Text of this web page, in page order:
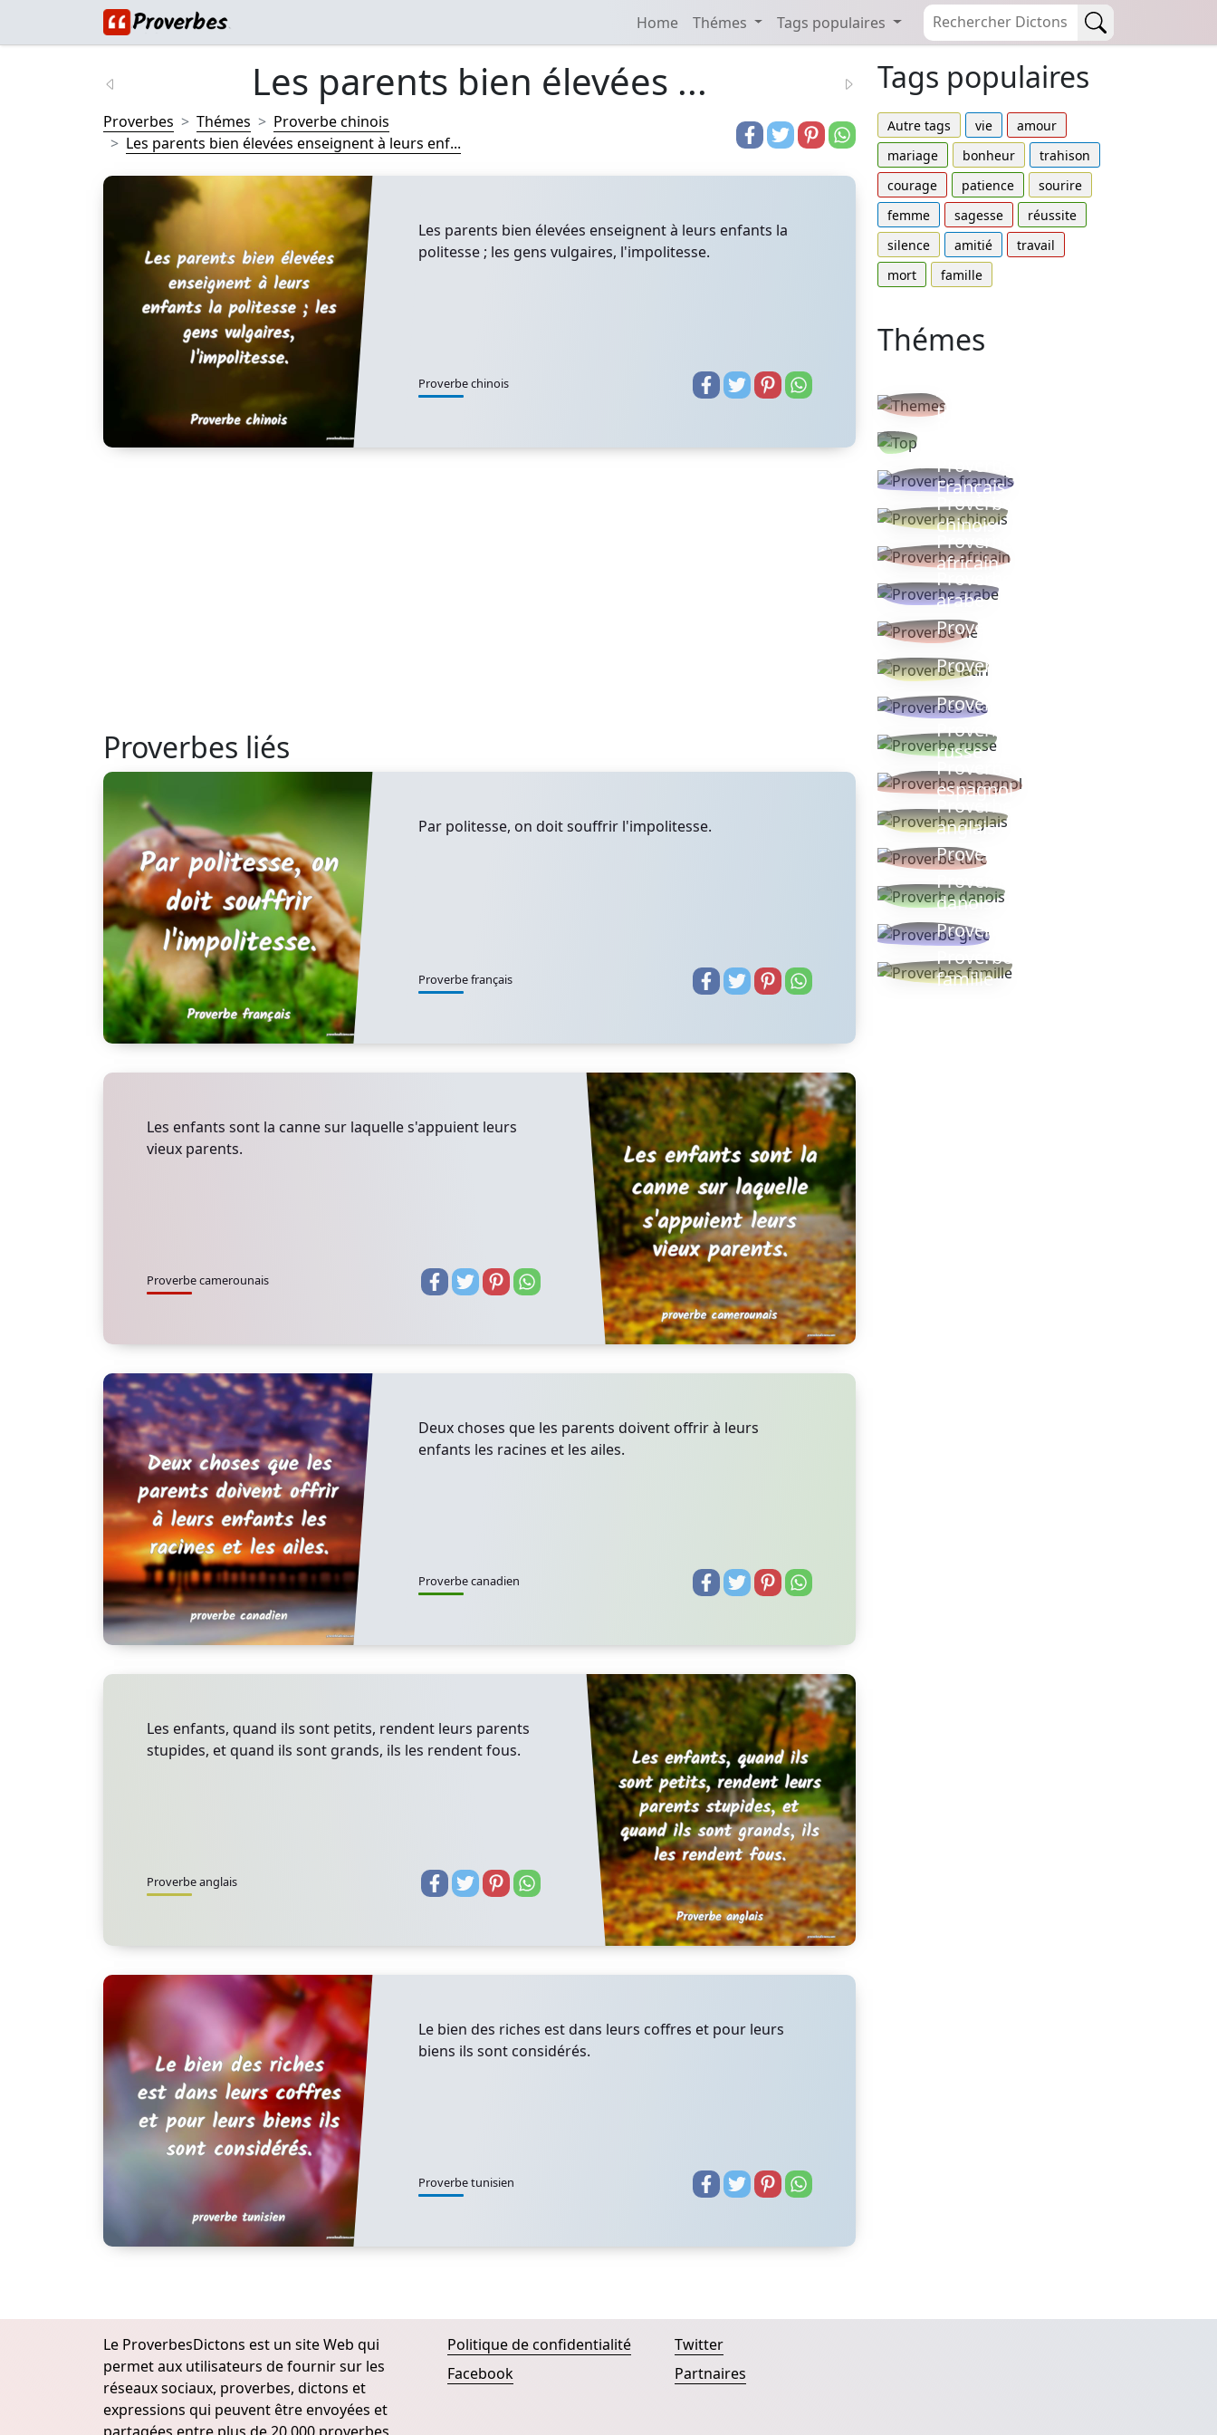
Home Thémes Tags populaires
Les parents bien élevées ...
Proverbes Thémes
Proverbe chinois
Les parents bien élevées enseignent à leurs enf...
Les parents bien élevées enseignent à leurs enfants la
politesse ; les gens vulgaires, l'impolitesse.
Proverbe chinois
Proverbes liés
Par politesse, on doit souffrir l'impolitesse.
Proverbe français
Les enfants sont la canne sur laquelle s'appuient leurs
vieux parents.
Proverbe camerounais
Deux choses que les parents doivent offrir à leurs
enfants les racines et les ailes.
Proverbe canadien
Les enfants, quand ils sont petits, rendent leurs parents
stupides, et quand ils sont grands, ils les rendent fous.
Proverbe anglais
Le bien des riches est dans leurs coffres et pour leurs
biens ils sont considérés.
Proverbe tunisien
Tags populaires
Autre tags vie
amour
mariage
bonheur
trahison
courage
patience
sourire
femme
sagesse
réussite
silence
amitié
travail
mort
famille
Thémes
thèmes
Proverbe
Français
Proverbe
chinois
Proverbe
africain
Proverbe
arabe
Proverbe vie
Proverbe latin
Proverbes ete
Proverbe
russe
Proverbe
espagnol
Proverbe
anglais
Proverbe turc
Proverbe
danois
Proverbe grec
Proverbes
famille
Le ProverbesDictons est un site Web qui
permet aux utilisateurs de fournir sur les
réseaux sociaux, proverbes, dictons et
expressions qui peuvent être envoyées et
Politique de confidentialité
Facebook
Twitter
Partnaires